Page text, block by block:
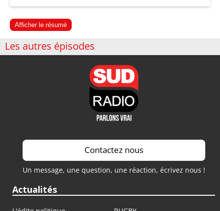
Afficher le résumé
Les autres épisodes
Contactez nous
Un message, une question, une réaction, écrivez nous !
Actualités